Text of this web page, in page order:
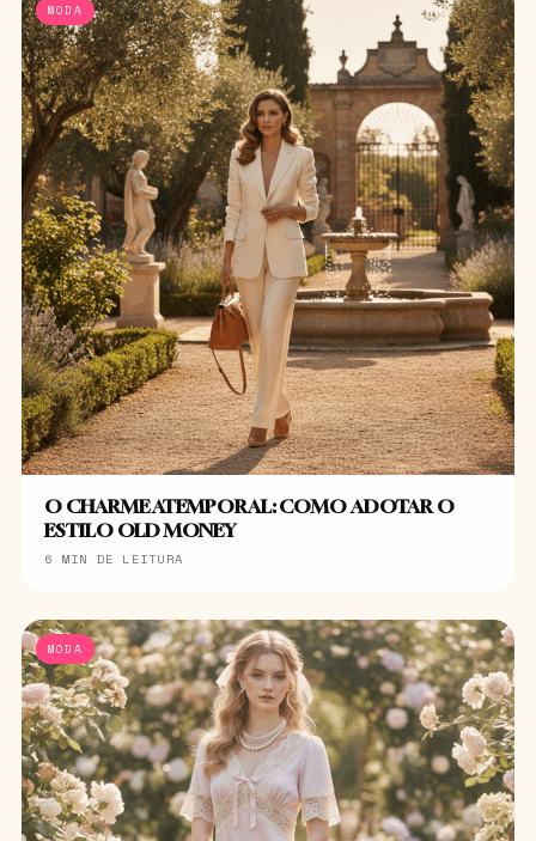
MODA
O CHARME ATEMPORAL: COMO ADOTAR O
ESTILO OLD MONEY
6 MIN DE LEITURA
MODA